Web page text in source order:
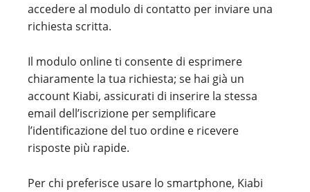
accedere al modulo di contatto per inviare una
richiesta scritta.
Il modulo online ti consente di esprimere
chiaramente la tua richiesta; se hai già un
account Kiabi, assicurati di inserire la stessa
email dell’iscrizione per semplificare
l’identificazione del tuo ordine e ricevere
risposte più rapide.
Per chi preferisce usare lo smartphone, Kiabi